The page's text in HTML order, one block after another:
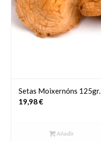
Setas Moixernóns 125gr.
19,98€
Añadir